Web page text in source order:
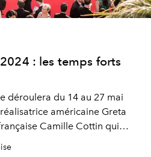
: les temps forts
déroulera du 14 au 27 mai
américaine Greta
Camille Cottin qui
de cérémonie.